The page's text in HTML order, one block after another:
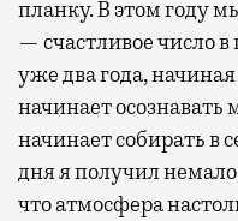
планку. В этом году
— счастливое число
уже два года, начиная
начинает осознавать
начинает собирать в
дня я получил
что атмосфера